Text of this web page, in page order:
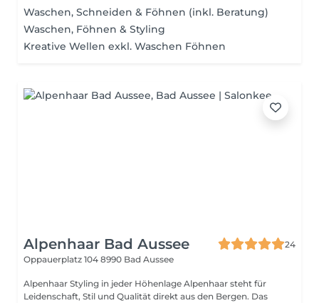
Waschen, Schneiden & Föhnen (inkl. Beratung)
Waschen, Föhnen & Styling
Kreative Wellen exkl. Waschen Föhnen
Alpenhaar Bad Aussee
24
Oppauerplatz 104 8990 Bad Aussee
Alpenhaar Styling in jeder Höhenlage Alpenhaar steht für
Leidenschaft, Stil und Qualität direkt aus den Bergen. Das